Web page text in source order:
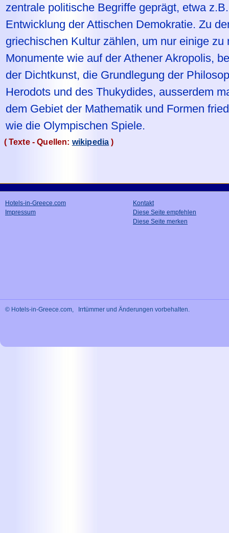
zentrale politische Begriffe geprägt, etwa
Entwicklung der Attischen Demokratie. Zu
griechischen Kultur zählen, um nur einige
Monumente wie auf der Athener Akropolis,
der Dichtkunst, die Grundlegung der
Herodots und des Thukydides, ausserdem
dem Gebiet der Mathematik und Formen
wie die Olympischen Spiele.
( Texte - Quellen: wikipedia )
Hotels-in-Greece.com
Impressum
Kontakt
Diese Seite empfehlen
Diese Seite merken
© Hotels-in-Greece.com, Irrtümmer und Änderungen vorbehalten.